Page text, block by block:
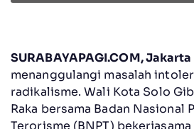
SURABAYAPAGI.COM, Jakarta
menanggulangi masalah
radikalisme. Wali Kota Solo
Raka bersama Badan Nasional
Terorisme (BNPT) bekerjasama